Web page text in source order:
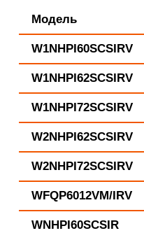
Модель
W1NHPI60SCSIRV
W1NHPI62SCSIRV
W1NHPI72SCSIRV
W2NHPI62SCSIRV
W2NHPI72SCSIRV
WFQP6012VM/IRV
WNHPI60SCSIR